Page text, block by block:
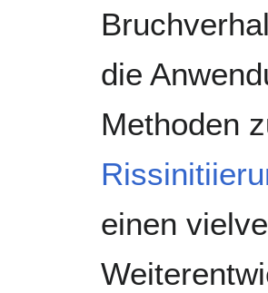
die
Methoden
einen